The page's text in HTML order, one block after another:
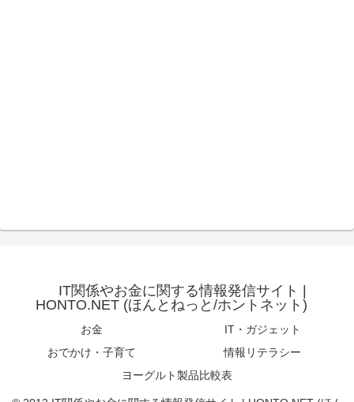
IT関係やお金に関する情報発信サイト |
HONTO.NET (ほんとねっと/ホントネット)
お金
IT・ガジェット
おでかけ・子育て
情報リテラシー
ヨーグルト製品比較表